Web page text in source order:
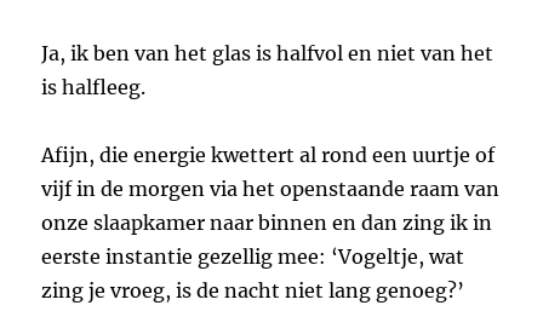
Ja, ik ben van het glas is halfvol en niet van het
is halfleeg.
Afijn, die energie kwettert al rond een uurtje of
vijf in de morgen via het openstaande raam van
onze slaapkamer naar binnen en dan zing ik in
eerste instantie gezellig mee: ‘Vogeltje, wat
zing je vroeg, is de nacht niet lang genoeg?’